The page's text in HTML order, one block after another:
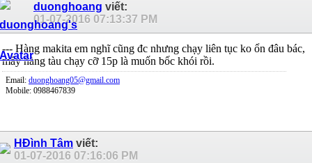
duonghoang viết:
01-07-2016 07:13:37 PM
--- Hàng makita em nghĩ cũng đc nhưng chạy liên tục ko ổn đâu bác,
mấy hàng tàu chạy cỡ 15p là muốn bốc khói rồi.
Email: duonghoang05@gmail.com
Mobile: 0988467839
HĐình Tâm viết:
01-07-2016 07:16:06 PM